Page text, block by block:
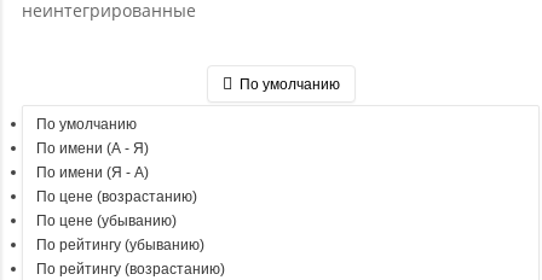
По умолчанию
По умолчанию
По имени (A - Я)
По имени (Я - A)
По цене (возрастанию)
По цене (убыванию)
По рейтингу (убыванию)
По рейтингу (возрастанию)